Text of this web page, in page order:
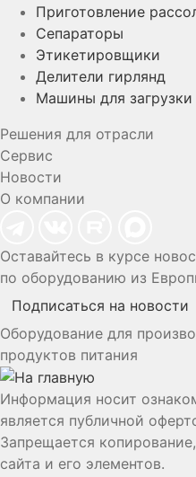
Приготовление
Сепараторы
Этикетировщики
Делители гирлянд
Машины для загрузки
Решения для отрасли
Сервис
Новости
О компании
Оставайтесь в курсе
по оборудованию из
Подписаться на новости
Оборудование для
продуктов питания
Информация носит
является публичной
Запрещается
сайта и его элементов.